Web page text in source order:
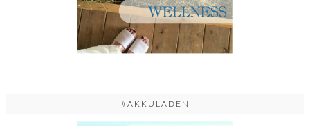
#AKKULADEN